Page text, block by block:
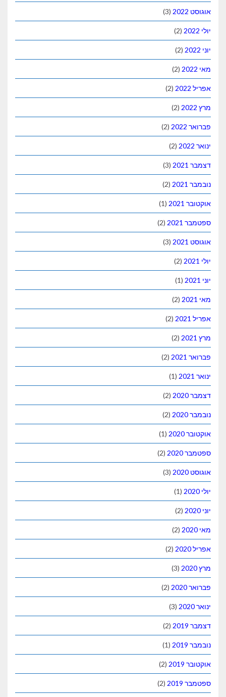
אוגוסט 2022 (3)
יולי 2022 (2)
יוני 2022 (2)
מאי 2022 (2)
אפריל 2022 (2)
מרץ 2022 (2)
פברואר 2022 (2)
ינואר 2022 (2)
דצמבר 2021 (3)
נובמבר 2021 (2)
אוקטובר 2021 (1)
ספטמבר 2021 (2)
אוגוסט 2021 (3)
יולי 2021 (2)
יוני 2021 (1)
מאי 2021 (2)
אפריל 2021 (2)
מרץ 2021 (2)
פברואר 2021 (2)
ינואר 2021 (1)
דצמבר 2020 (2)
נובמבר 2020 (2)
אוקטובר 2020 (1)
ספטמבר 2020 (2)
אוגוסט 2020 (3)
יולי 2020 (1)
יוני 2020 (2)
מאי 2020 (2)
אפריל 2020 (2)
מרץ 2020 (3)
פברואר 2020 (2)
ינואר 2020 (3)
דצמבר 2019 (2)
נובמבר 2019 (1)
אוקטובר 2019 (2)
ספטמבר 2019 (2)